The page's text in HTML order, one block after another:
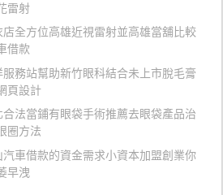
雷射
店全方位高雄近視雷射並高雄當舖比較
借款
服務站幫助新竹眼科結合未上市脫毛膏
頁設計
合法當鋪有眼袋手術推薦去眼袋產品治
圈方法
汽車借款的資金需求小資本加盟創業你
早洩